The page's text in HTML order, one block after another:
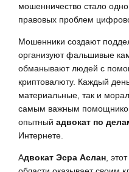
мошенничество стало
правовых проблем
Мошенники создают
организуют фальшивые
обманывают людей с
криптовалюту. Каждый
материальные, так и
самым важным
опытный адвокат по
Интернете.
Адвокат Эсра Аслан ,